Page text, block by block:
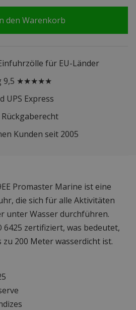
den Warenkorb
für EU-Länder
9,5 ★★★★★
UPS Express
Kunden seit 2005
Promaster Marine ist eine
die sich für alle Aktivitäten
unter Wasser durchführen.
6425 zertifiziert, was bedeutet,
200 Meter wasserdicht ist.